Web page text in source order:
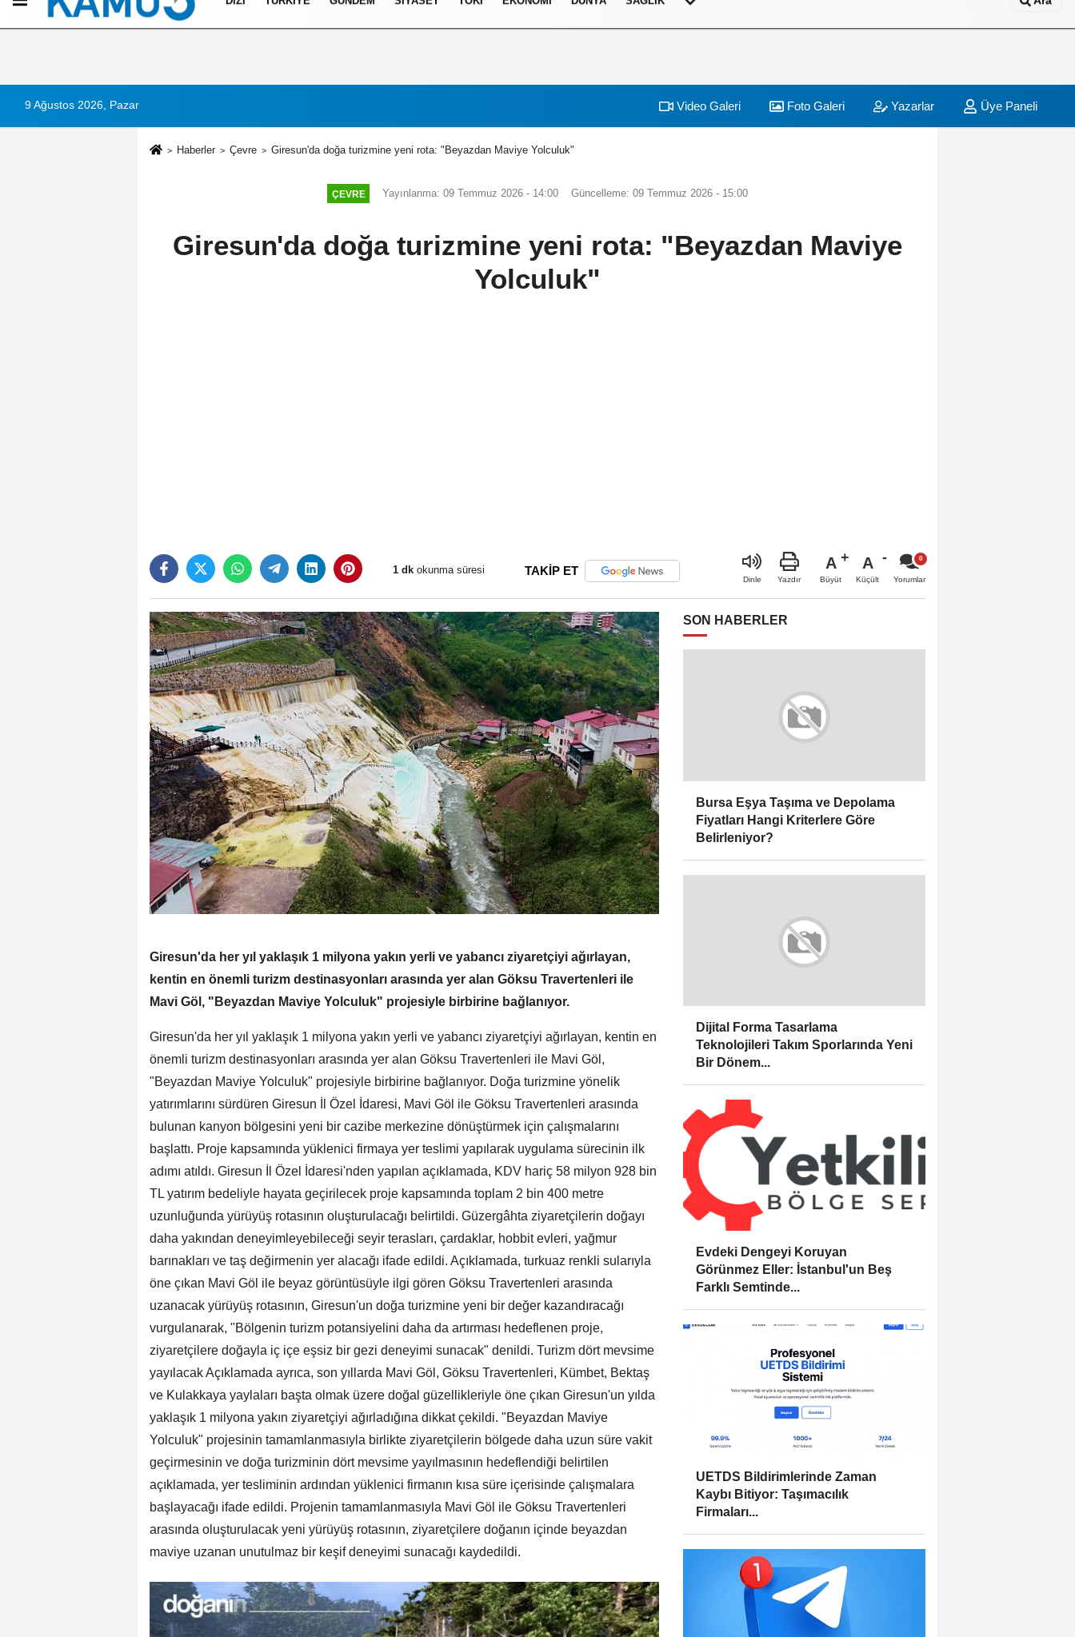
İletişim Çerez Politikası
9 Ağustos 2026, Pazar Video Galeri Foto Galeri Yazarlar Üye Paneli
Haberler Çevre Giresun'da doğa turizmine yeni rota: "Beyazdan Maviye Yolculuk"
ÇEVRE Yayınlanma: 09 Temmuz 2026 - 14:00 Güncelleme: 09 Temmuz 2026 - 15:00
Giresun'da doğa turizmine yeni rota: "Beyazdan Maviye
Yolculuk"
1 dk okunma süresi TAKİP ET
Dinle Yazdır
A
Büyüt
A
Küçült Yorumlar
Giresun'da her yıl yaklaşık 1 milyona yakın yerli ve yabancı ziyaretçiyi ağırlayan,
kentin en önemli turizm destinasyonları arasında yer alan Göksu Travertenleri ile
Mavi Göl, "Beyazdan Maviye Yolculuk" projesiyle birbirine bağlanıyor.
Giresun'da her yıl yaklaşık 1 milyona yakın yerli ve yabancı ziyaretçiyi ağırlayan, kentin en
önemli turizm destinasyonları arasında yer alan Göksu Travertenleri ile Mavi Göl,
"Beyazdan Maviye Yolculuk" projesiyle birbirine bağlanıyor. Doğa turizmine yönelik
yatırımlarını sürdüren Giresun İl Özel İdaresi, Mavi Göl ile Göksu Travertenleri arasında
bulunan kanyon bölgesini yeni bir cazibe merkezine dönüştürmek için çalışmalarını
başlattı. Proje kapsamında yüklenici firmaya yer teslimi yapılarak uygulama sürecinin ilk
adımı atıldı. Giresun İl Özel İdaresi'nden yapılan açıklamada, KDV hariç 58 milyon 928 bin
TL yatırım bedeliyle hayata geçirilecek proje kapsamında toplam 2 bin 400 metre
uzunluğunda yürüyüş rotasının oluşturulacağı belirtildi. Güzergâhta ziyaretçilerin doğayı
daha yakından deneyimleyebileceği seyir terasları, çardaklar, hobbit evleri, yağmur
barınakları ve taş değirmenin yer alacağı ifade edildi. Açıklamada, turkuaz renkli sularıyla
öne çıkan Mavi Göl ile beyaz görüntüsüyle ilgi gören Göksu Travertenleri arasında
uzanacak yürüyüş rotasının, Giresun'un doğa turizmine yeni bir değer kazandıracağı
vurgulanarak, "Bölgenin turizm potansiyelini daha da artırması hedeflenen proje,
ziyaretçilere doğayla iç içe eşsiz bir gezi deneyimi sunacak" denildi. Turizm dört mevsime
yayılacak Açıklamada ayrıca, son yıllarda Mavi Göl, Göksu Travertenleri, Kümbet, Bektaş
ve Kulakkaya yaylaları başta olmak üzere doğal güzellikleriyle öne çıkan Giresun'un yılda
yaklaşık 1 milyona yakın ziyaretçiyi ağırladığına dikkat çekildi. "Beyazdan Maviye
Yolculuk" projesinin tamamlanmasıyla birlikte ziyaretçilerin bölgede daha uzun süre vakit
geçirmesinin ve doğa turizminin dört mevsime yayılmasının hedeflendiği belirtilen
açıklamada, yer tesliminin ardından yüklenici firmanın kısa süre içerisinde çalışmalara
başlayacağı ifade edildi. Projenin tamamlanmasıyla Mavi Göl ile Göksu Travertenleri
arasında oluşturulacak yeni yürüyüş rotasının, ziyaretçilere doğanın içinde beyazdan
maviye uzanan unutulmaz bir keşif deneyimi sunacağı kaydedildi.
SON HABERLER
Bursa Eşya Taşıma ve Depolama
Fiyatları Hangi Kriterlere Göre
Belirleniyor?
Dijital Forma Tasarlama
Teknolojileri Takım Sporlarında Yeni
Bir Dönem...
Evdeki Dengeyi Koruyan
Görünmez Eller: İstanbul'un Beş
Farklı Semtinde...
UETDS Bildirimlerinde Zaman
Kaybı Bitiyor: Taşımacılık
Firmaları...